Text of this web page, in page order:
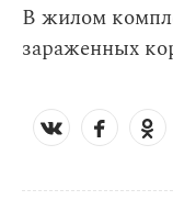
В жилом
зараженных